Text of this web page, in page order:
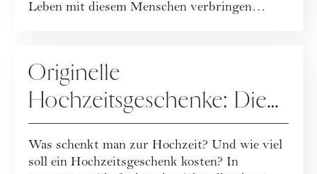
Leben mit diesem Menschen verbringen
Originelle
Hochzeitsgeschenke: Die
besten Ideen
Was schenkt man zur Hochzeit? Und wie viel
soll ein Hochzeitsgeschenk kosten? In